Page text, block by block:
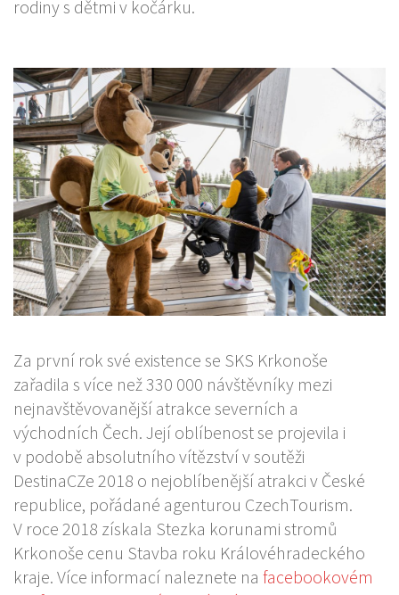
rodiny s dětmi v kočárku.
Za první rok své existence se SKS Krkonoše
zařadila s více než 330 000 návštěvníky mezi
nejnavštěvovanější atrakce severních a
východních Čech. Její oblíbenost se projevila i
v podobě absolutního vítězství v soutěži
DestinaCZe 2018 o nejoblíbenější atrakci v České
republice, pořádané agenturou CzechTourism.
V roce 2018 získala Stezka korunami stromů
Krkonoše cenu Stavba roku Královéhradeckého
kraje. Více informací naleznete na facebookovém